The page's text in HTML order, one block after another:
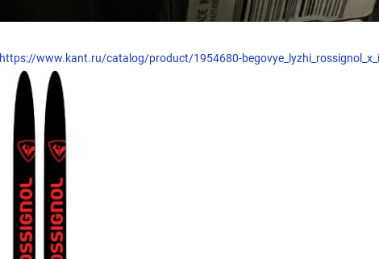
https://www.kant.ru/catalog/product/1954680-